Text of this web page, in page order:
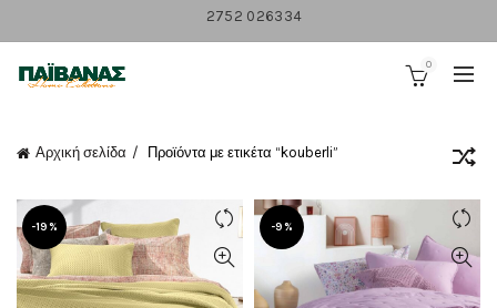
2752 026334
0
Αρχική σελίδα Προϊόντα με ετικέτα “kouberli”
-19% -9%